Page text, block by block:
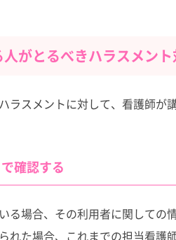
がとるべきハラスメント
ラスメントに対して、看護師が
確認する
る場合、その利用者に関して
れた場合、これまでの担当看